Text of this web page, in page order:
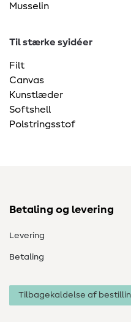
Musselin
Til stærke syidéer
Filt
Canvas
Kunstlæder
Softshell
Polstringsstof
Betaling og levering
Levering
Betaling
Tilbagekaldelse af